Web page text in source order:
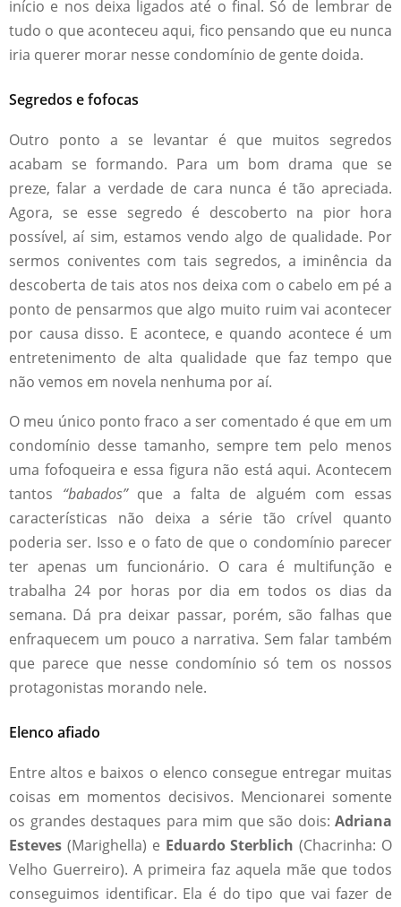
início e nos deixa ligados até o final. Só de lembrar de
tudo o que aconteceu aqui, fico pensando que eu nunca
iria querer morar nesse condomínio de gente doida.
Segredos e fofocas
Outro ponto a se levantar é que muitos segredos
acabam se formando. Para um bom drama que se
preze, falar a verdade de cara nunca é tão apreciada.
Agora, se esse segredo é descoberto na pior hora
possível, aí sim, estamos vendo algo de qualidade. Por
sermos coniventes com tais segredos, a iminência da
descoberta de tais atos nos deixa com o cabelo em pé a
ponto de pensarmos que algo muito ruim vai acontecer
por causa disso. E acontece, e quando acontece é um
entretenimento de alta qualidade que faz tempo que
não vemos em novela nenhuma por aí.
O meu único ponto fraco a ser comentado é que em um
condomínio desse tamanho, sempre tem pelo menos
uma fofoqueira e essa figura não está aqui. Acontecem
tantos “babados”que a falta de alguém com essas
características não deixa a série tão crível quanto
poderia ser. Isso e o fato de que o condomínio parecer
ter apenas um funcionário. O cara é multifunção e
trabalha 24 por horas por dia em todos os dias da
semana. Dá pra deixar passar, porém, são falhas que
enfraquecem um pouco a narrativa. Sem falar também
que parece que nesse condomínio só tem os nossos
protagonistas morando nele.
Elenco afiado
Entre altos e baixos o elenco consegue entregar muitas
coisas em momentos decisivos. Mencionarei somente
os grandes destaques para mim que são dois: Adriana
Esteves (Marighella) e Eduardo Sterblich (Chacrinha: O
Velho Guerreiro). A primeira faz aquela mãe que todos
conseguimos identificar. Ela é do tipo que vai fazer de